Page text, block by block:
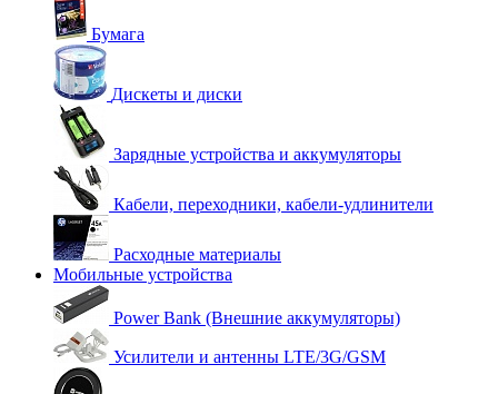
Бумага
Дискеты и диски
Зарядные устройства и аккумуляторы
Кабели, переходники, кабели-удлинители
Расходные материалы
Мобильные устройства
Power Bank (Внешние аккумуляторы)
Усилители и антенны LTE/3G/GSM